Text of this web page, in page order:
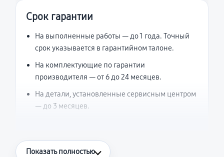
Срок гарантии
На выполненные работы — до 1 года. Точный
срок указывается в гарантийном талоне.
На комплектующие по гарантии
производителя — от 6 до 24 месяцев.
На детали, установленные сервисным центром
— до 3 месяцев.
Что считается гарантийным случаем
Показать полностью